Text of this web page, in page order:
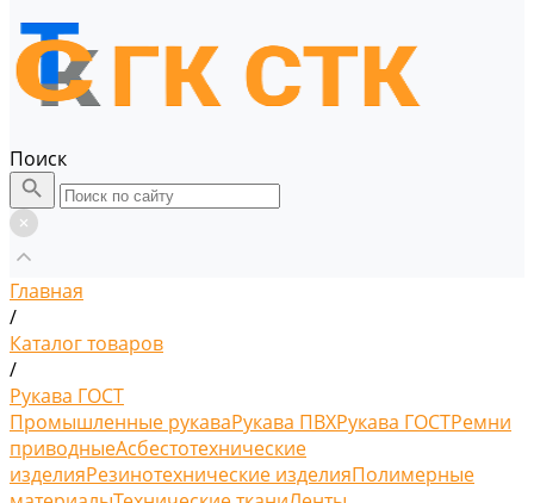
Поиск
Главная
/
Каталог товаров
/
Рукава ГОСТ
Промышленные рукаваРукава ПВХРукава ГОСТРемни
приводныеАсбестотехнические
изделияРезинотехнические изделияПолимерные